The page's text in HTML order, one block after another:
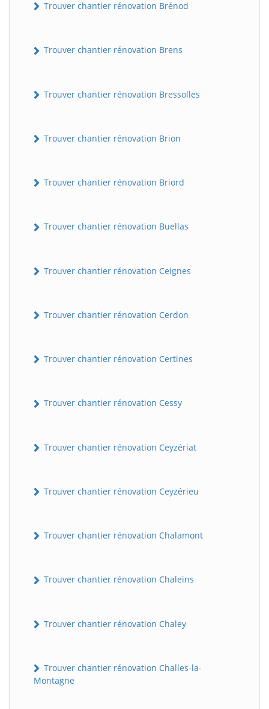
Trouver chantier rénovation Brénod
Trouver chantier rénovation Brens
Trouver chantier rénovation Bressolles
Trouver chantier rénovation Brion
Trouver chantier rénovation Briord
Trouver chantier rénovation Buellas
Trouver chantier rénovation Ceignes
Trouver chantier rénovation Cerdon
Trouver chantier rénovation Certines
Trouver chantier rénovation Cessy
Trouver chantier rénovation Ceyzériat
Trouver chantier rénovation Ceyzérieu
Trouver chantier rénovation Chalamont
Trouver chantier rénovation Chaleins
Trouver chantier rénovation Chaley
Trouver chantier rénovation Challes-la-
Montagne